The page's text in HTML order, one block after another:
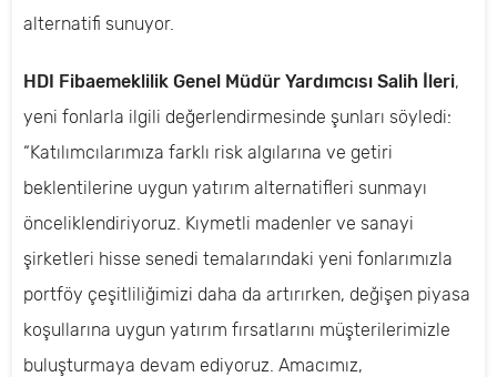
alternatifi sunuyor.
HDI Fibaemeklilik Genel Müdür Yardımcısı Salih İleri,
yeni fonlarla ilgili değerlendirmesinde şunları söyledi:
“Katılımcılarımıza farklı risk algılarına ve getiri
beklentilerine uygun yatırım alternatifleri sunmayı
önceliklendiriyoruz. Kıymetli madenler ve sanayi
şirketleri hisse senedi temalarındaki yeni fonlarımızla
portföy çeşitliliğimizi daha da artırırken, değişen piyasa
koşullarına uygun yatırım fırsatlarını müşterilerimizle
buluşturmaya devam ediyoruz. Amacımız,